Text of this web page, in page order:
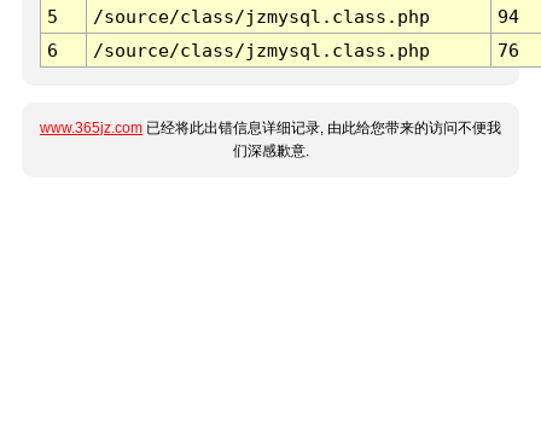
5
/source/class/jzmysql.class.php
94
6
/source/class/jzmysql.class.php 76
www.365jz.com 已经将此出错信息详细记录, 由此给您带来的访问不便我
们深感歉意.